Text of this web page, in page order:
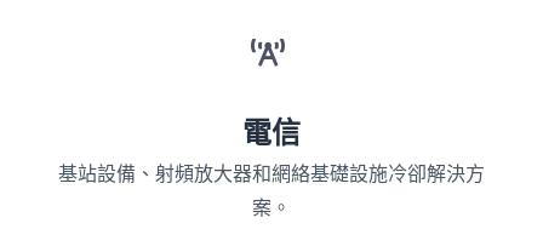
電信
基站設備、射頻放大器和網絡基礎設施冷卻解決方
案。